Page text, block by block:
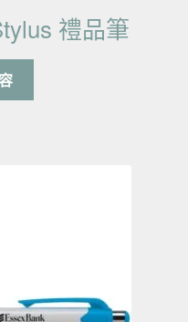
禮品筆